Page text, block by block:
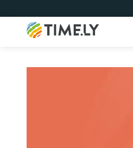
Timely